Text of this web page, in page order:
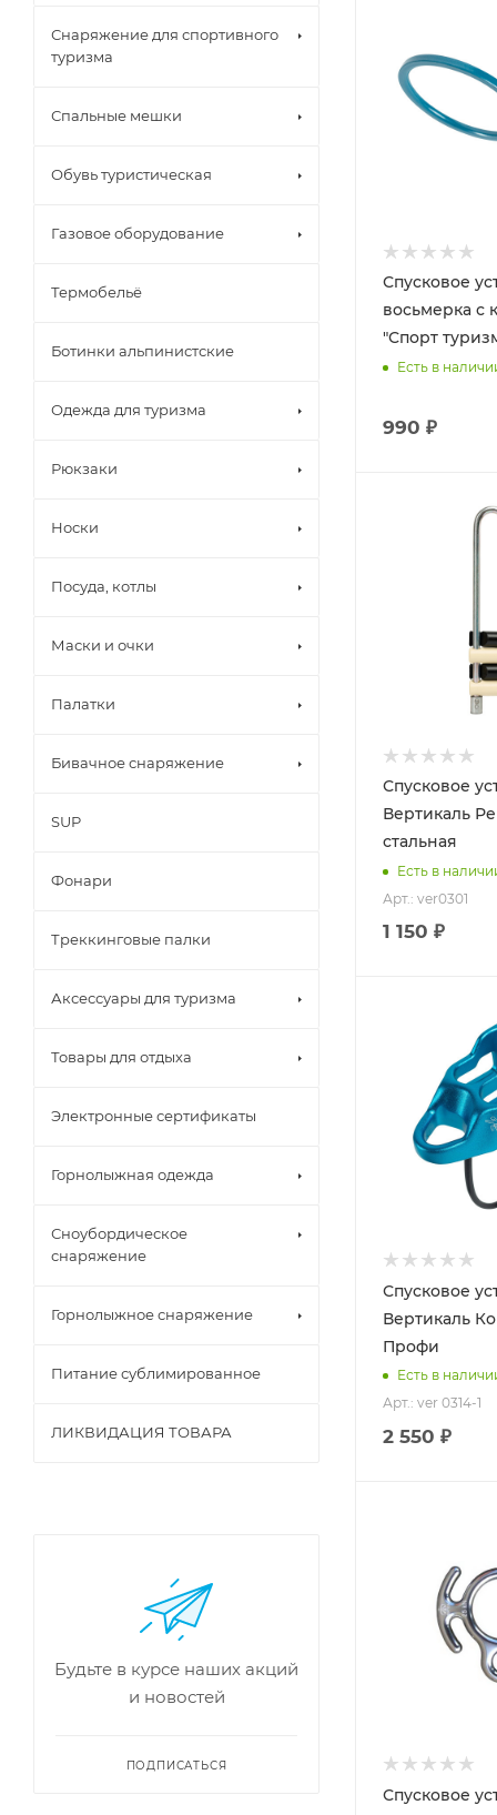
Спусковое
восьмерка с
"Спорт
Есть в
990 ₽
Спусковое
Вертикаль
стальная
Есть в
Арт.: ver0301
1 150 ₽
Спусковое
Вертикаль
Профи
Есть в
Арт.: ver 0314-1
2 550 ₽
Спусковое
Снаряжение для спортивного
туризма
Спальные мешки
Обувь туристическая
Газовое оборудование
Термобельё
Ботинки альпинистские
Одежда для туризма
Рюкзаки
Носки
Посуда, котлы
Маски и очки
Палатки
Бивачное снаряжение
SUP
Фонари
Треккинговые палки
Аксессуары для туризма
Товары для отдыха
Электронные сертификаты
Горнолыжная одежда
Сноубордическое
снаряжение
Горнолыжное снаряжение
Питание сублимированное
ЛИКВИДАЦИЯ ТОВАРА
Будьте в курсе наших акций
и новостей
ПОДПИСАТЬСЯ